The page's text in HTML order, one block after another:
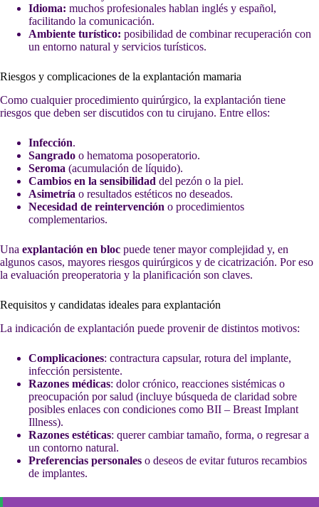
Idioma: muchos profesionales hablan inglés y español,
facilitando la comunicación.
Ambiente turístico: posibilidad de combinar recuperación con
un entorno natural y servicios turísticos.
Riesgos y complicaciones de la explantación mamaria
Como cualquier procedimiento quirúrgico, la explantación tiene
riesgos que deben ser discutidos con tu cirujano. Entre ellos:
Infección.
Sangrado o hematoma posoperatorio.
Seroma (acumulación de líquido).
Cambios en la sensibilidad del pezón o la piel.
Asimetría o resultados estéticos no deseados.
Necesidad de reintervención o procedimientos
complementarios.
Una explantación en bloc puede tener mayor complejidad y, en
algunos casos, mayores riesgos quirúrgicos y de cicatrización. Por eso
la evaluación preoperatoria y la planificación son claves.
Requisitos y candidatas ideales para explantación
La indicación de explantación puede provenir de distintos motivos:
Complicaciones: contractura capsular, rotura del implante,
infección persistente.
Razones médicas: dolor crónico, reacciones sistémicas o
preocupación por salud (incluye búsqueda de claridad sobre
posibles enlaces con condiciones como BII – Breast Implant
Illness).
Razones estéticas: querer cambiar tamaño, forma, o regresar a
un contorno natural.
Preferencias personales o deseos de evitar futuros recambios
de implantes.